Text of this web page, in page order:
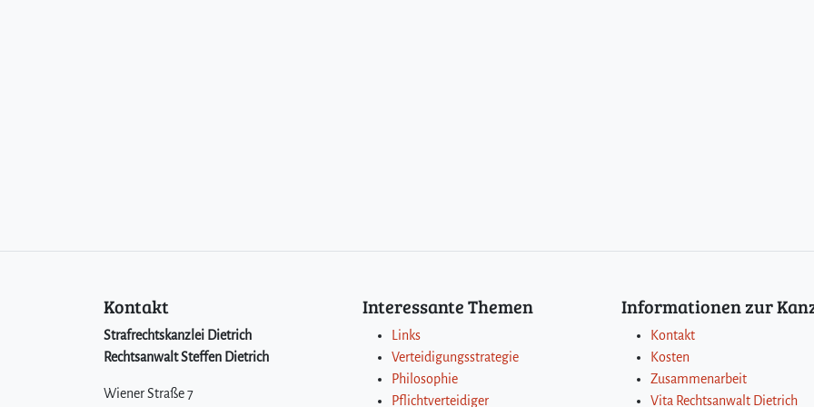
Kontakt
Strafrechtskanzlei Dietrich
Rechtsanwalt Steffen Dietrich
Wiener Straße 7
Interessante Themen
Links
Verteidigungsstrategie
Philosophie
Pflichtverteidiger
Informationen zur
Kontakt
Kosten
Zusammenarbeit
Vita Rechtsanwalt Dietrich